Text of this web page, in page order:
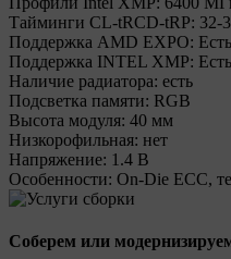
Тайминги CL-tRCD-tRP: 32-
Поддержка AMD EXPO: Есть
Поддержка INTEL XMP: Есть
Наличие радиатора: есть
Подсветка памяти: RGB
Высота модуля: 40 мм
Низкорофильная: нет
Напряжение: 1.4 В
Особенности: On-Die ECC,
Соберем или